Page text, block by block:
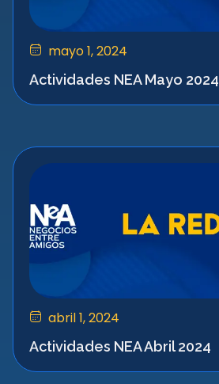
mayo 1, 2024
Actividades NEA Mayo 2024
abril 1, 2024
Actividades NEA Abril 2024